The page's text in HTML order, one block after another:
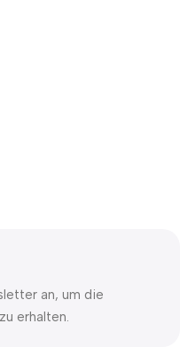
an, um die
erhalten.